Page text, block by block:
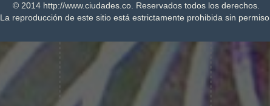
© 2014 http://www.ciudades.co. Reservados todos los derechos.
La reproducción de este sitio está estrictamente prohibida sin permiso.